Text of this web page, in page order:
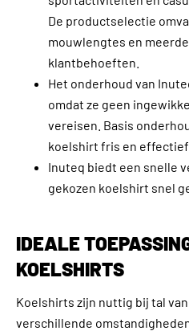
De productselectie
mouwlengtes en
klantbehoeften.
Het onderhoud van
omdat ze geen
vereisen. Basis
koelshirt fris en effectief.
Inuteq biedt een snelle
gekozen koelshirt snel
IDEALE
KOELSHIRTS
Koelshirts zijn nuttig bij tal
verschillende